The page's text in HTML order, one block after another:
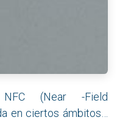
(Near -Field
en ciertos ámbitos…